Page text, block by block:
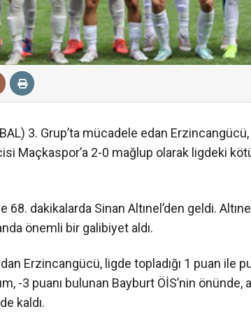
3. Grup’ta mücadele edan
Maçkaspor’a 2-0 mağlup olarak ligdeki kötü
68. dakikalarda Sinan Altınel’den geldi.
önemli bir galibiyet aldı.
Erzincangücü, ligde topladığı 1 puan ile
-3 puanı bulunan Bayburt ÖİS’nin
kaldı.